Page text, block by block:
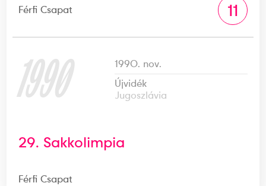
Férfi Csapat 11
1990
1990. nov.
Újvidék
Jugoszlávia
29. Sakkolimpia
Férfi Csapat